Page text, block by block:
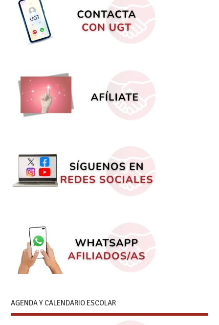
AGENDA Y CALENDARIO ESCOLAR